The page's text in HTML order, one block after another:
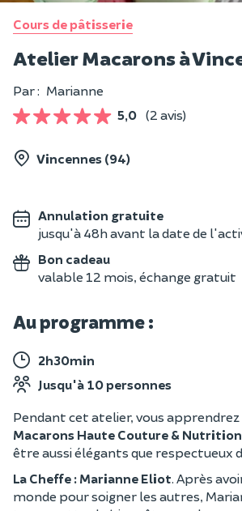
Cours de pâtisserie
Atelier Macarons à
Par : Marianne
5,0 (2 avis)
Vincennes (94)
Annulation gratuite
jusqu'à 48h avant la date de
Bon cadeau
valable 12 mois, échange gratuit
Au programme :
2h30min
Jusqu'à 10 personnes
Pendant cet atelier, vous apprendrez
Macarons Haute Couture & Nutrition
être aussi élégants que respectueux
La Cheffe : Marianne Eliot. Après
monde pour soigner les autres,